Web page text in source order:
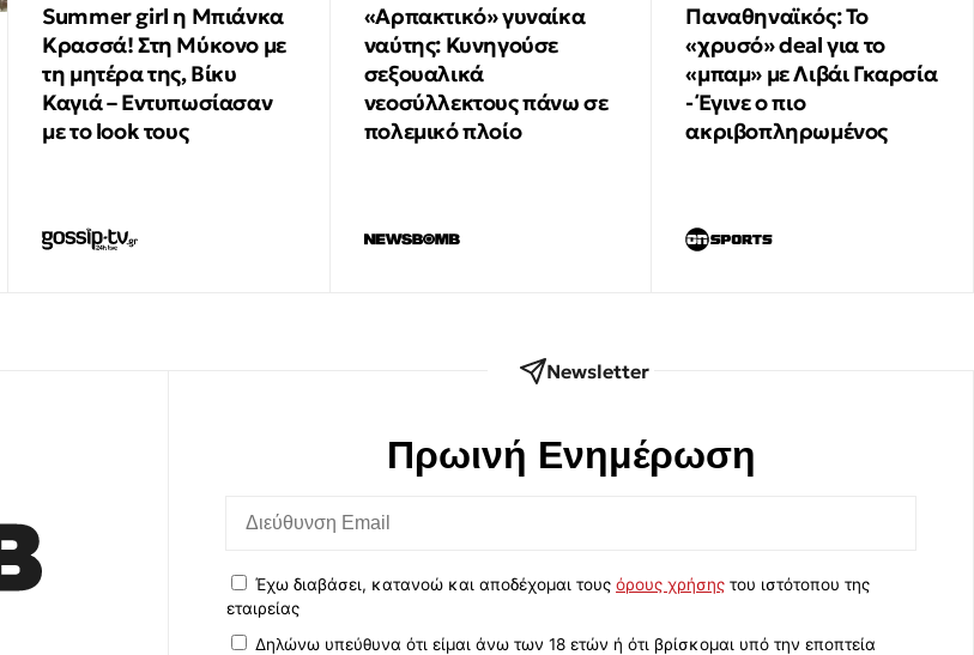
κάθε οικογένεια πριν νοικιάσει σπίτι
Summer girl η Μπιάνκα
Κρασσά! Στη Μύκονο με
τη μητέρα της, Βίκυ
Καγιά – Εντυπωσίασαν
με το look τους
«Αρπακτικό» γυναίκα
ναύτης: Κυνηγούσε
σεξουαλικά
νεοσύλλεκτους πάνω σε
πολεμικό πλοίο
Παναθηναϊκός: Το
«χρυσό» deal για το
«μπαμ» με Λιβάι Γκαρσία
- Έγινε ο πιο
ακριβοπληρωμένος
Newsletter
Πρωινή Eνημέρωση
Έχω διαβάσει, κατανοώ και αποδέχομαι τους όρους χρήσης του ιστότοπου της
εταιρείας
Δηλώνω υπεύθυνα ότι είμαι άνω των 18 ετών ή ότι βρίσκομαι υπό την εποπτεία